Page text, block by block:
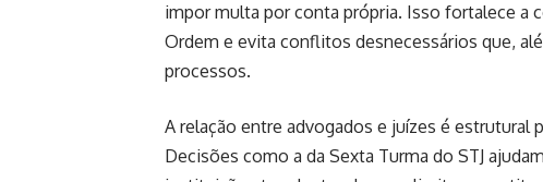
impor multa por conta própria. Isso fortalece a
Ordem e evita conflitos desnecessários que,
processos.
A relação entre advogados e juízes é estrutural
Decisões como a da Sexta Turma do STJ